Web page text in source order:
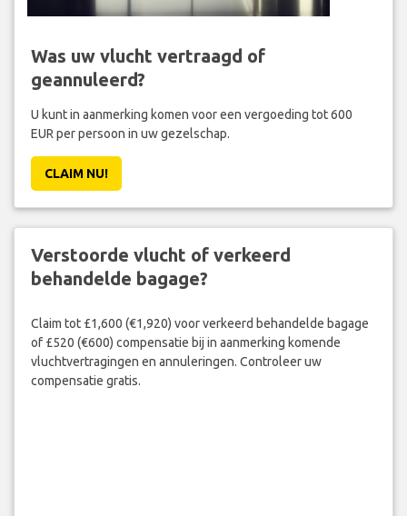
Was uw vlucht vertraagd of
geannuleerd?
U kunt in aanmerking komen voor een vergoeding tot 600
EUR per persoon in uw gezelschap.
CLAIM NU!
Verstoorde vlucht of verkeerd
behandelde bagage?
Claim tot £1,600 (€1,920) voor verkeerd behandelde bagage
of £520 (€600) compensatie bij in aanmerking komende
vluchtvertragingen en annuleringen. Controleer uw
compensatie gratis.